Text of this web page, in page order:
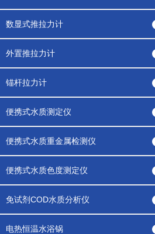
数显式推拉力计
外置推拉力计
锚杆拉力计
便携式水质测定仪
便携式水质重金属检测仪
便携式水质色度测定仪
免试剂COD水质分析仪
电热恒温水浴锅